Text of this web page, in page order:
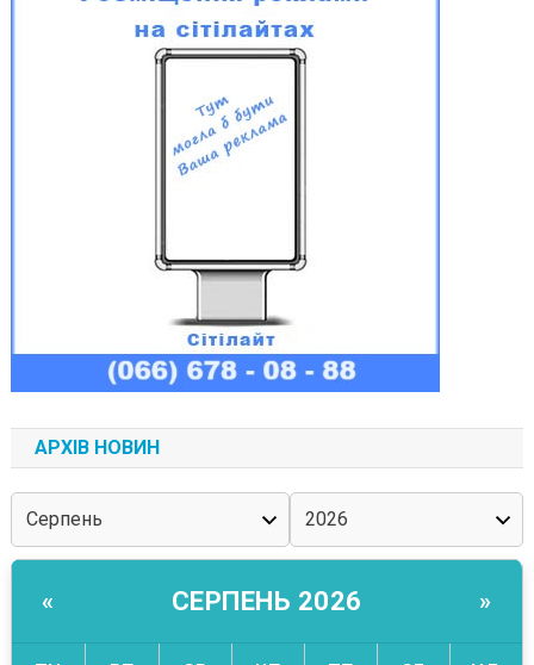
АРХІВ НОВИН
« СЕРПЕНЬ 2026 »